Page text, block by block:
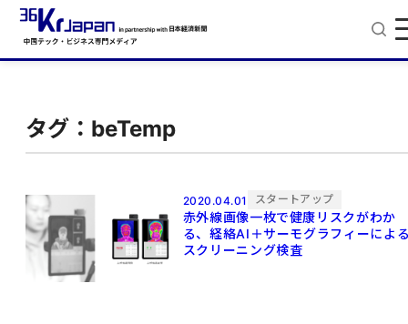
タグ：beTemp
2020.04.01 スタートアップ
赤外線画像一枚で健康リスクがわか
る、経絡AI＋サーモグラフィーによ
スクリーニング検査